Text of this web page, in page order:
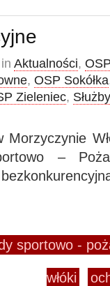
Aktualności,
, OSP Sokółka
Zieleniec, Służby
Morzyczynie
–
sportowo -
włóki